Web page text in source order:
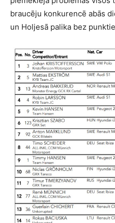
braucēju konkurencē abās
un Holjesā palika bez